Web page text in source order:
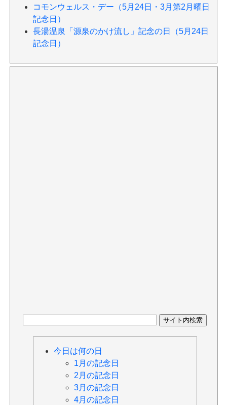
コモンウェルス・デー（5月24日・3月第2月曜日
記念日）
長湯温泉「源泉のかけ流し」記念の日（5月24日
記念日）
今日は何の日
1月の記念日
2月の記念日
3月の記念日
4月の記念日